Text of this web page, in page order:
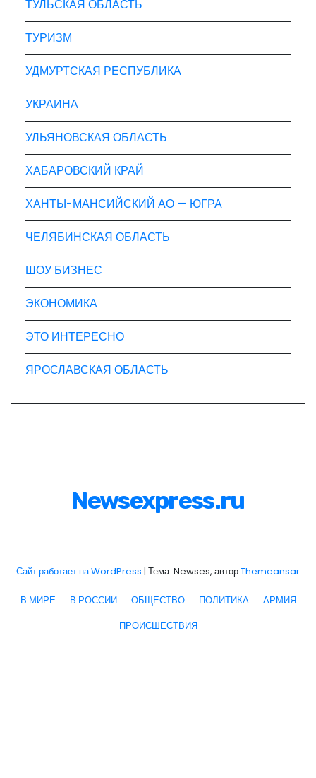
ТУЛЬСКАЯ ОБЛАСТЬ
ТУРИЗМ
УДМУРТСКАЯ РЕСПУБЛИКА
УКРАИНА
УЛЬЯНОВСКАЯ ОБЛАСТЬ
ХАБАРОВСКИЙ КРАЙ
ХАНТЫ-МАНСИЙСКИЙ АО — ЮГРА
ЧЕЛЯБИНСКАЯ ОБЛАСТЬ
ШОУ БИЗНЕС
ЭКОНОМИКА
ЭТО ИНТЕРЕСНО
ЯРОСЛАВСКАЯ ОБЛАСТЬ
Newsexpress.ru
Сайт работает на WordPress | Тема: Newses, авторThemeansar
В МИРЕ В РОССИИ ОБЩЕСТВО ПОЛИТИКА
АРМИЯ
ПРОИСШЕСТВИЯ